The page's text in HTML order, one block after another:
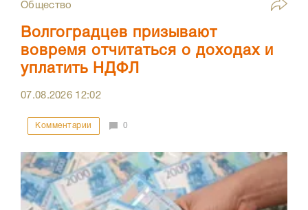
Общество
Волгоградцев призывают
вовремя отчитаться о доходах и
уплатить НДФЛ
07.08.2026 12:02
Комментарии 0